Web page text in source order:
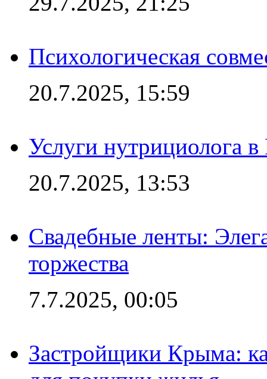
Психологическая
20.7.2025, 15:59
Услуги нутрициолога
20.7.2025, 13:53
Свадебные ленты:
торжества
7.7.2025, 00:05
Застройщики Крыма: